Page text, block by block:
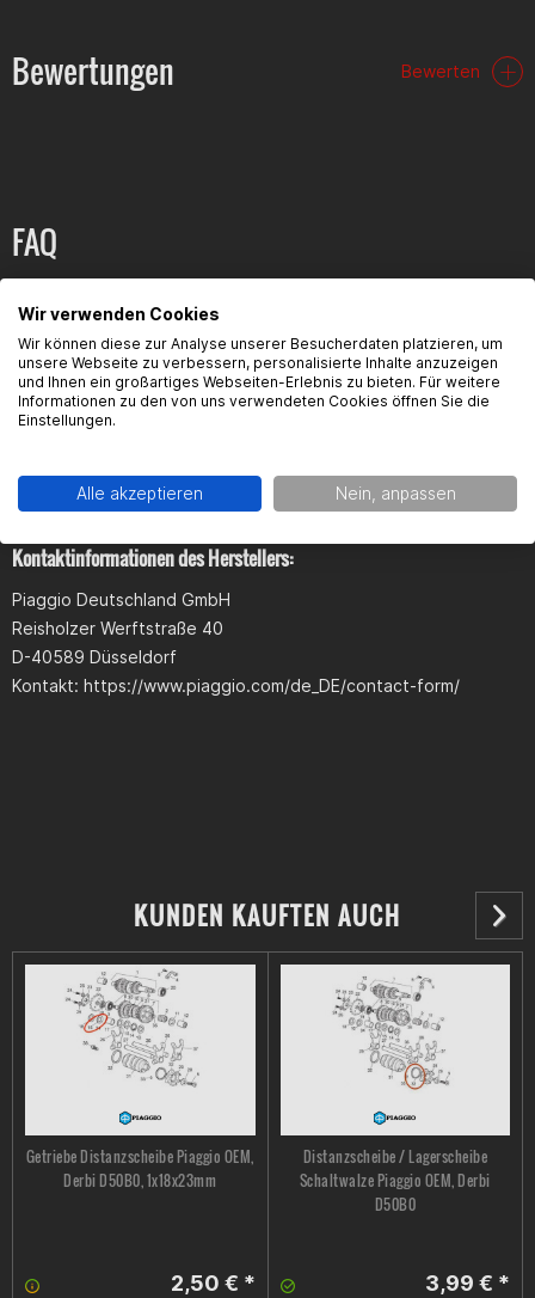
Bewertungen Bewerten
FAQ
Antworten zu diesem Artikel.
Produktsicherheit
Kontaktinformationen des Herstellers:
Piaggio Deutschland GmbH
Reisholzer Werftstraße 40
D-40589 Düsseldorf
Kontakt: https://www.piaggio.com/de_DE/contact-form/
KUNDEN KAUFTEN AUCH
Getriebe Distanzscheibe Piaggio OEM,
Derbi D50B0, 1x18x23mm
2,50 € *
Distanzscheibe / Lagerscheibe
Schaltwalze Piaggio OEM, Derbi
D50B0
3,99 € *
Wir verwenden Cookies
Wir können diese zur Analyse unserer Besucherdaten platzieren, um
unsere Webseite zu verbessern, personalisierte Inhalte anzuzeigen
und Ihnen ein großartiges Webseiten-Erlebnis zu bieten. Für weitere
Informationen zu den von uns verwendeten Cookies öffnen Sie die
Einstellungen.
Alle akzeptieren Nein, anpassen